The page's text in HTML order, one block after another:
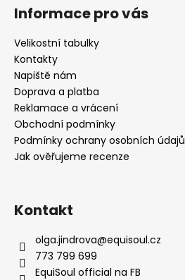
Informace pro vás
Velikostní tabulky
Kontakty
Napiště nám
Doprava a platba
Reklamace a vrácení
Obchodní podmínky
Podmínky ochrany osobních údajů
Jak ověřujeme recenze
Kontakt
olga.jindrova@equisoul.cz
773 799 699
EquiSoul official na FB